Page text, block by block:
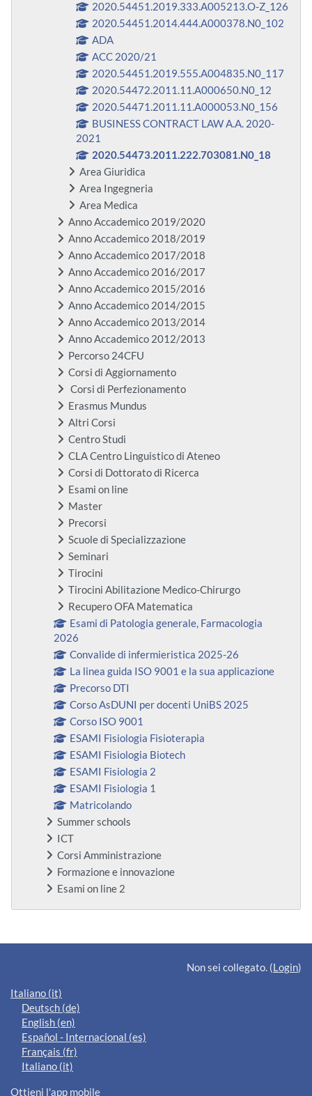
2020.54451.2019.333.A005213.O-Z_126
2020.54451.2014.444.A000378.N0_102
ADA
ACC 2020/21
2020.54451.2019.555.A004835.N0_117
2020.54472.2011.11.A000650.N0_12
2020.54471.2011.11.A000053.N0_156
BUSINESS CONTRACT LAW A.A. 2020-
2021
2020.54473.2011.222.703081.N0_18
Area Giuridica
Area Ingegneria
Area Medica
Anno Accademico 2019/2020
Anno Accademico 2018/2019
Anno Accademico 2017/2018
Anno Accademico 2016/2017
Anno Accademico 2015/2016
Anno Accademico 2014/2015
Anno Accademico 2013/2014
Anno Accademico 2012/2013
Percorso 24CFU
Corsi di Aggiornamento
Corsi di Perfezionamento
Erasmus Mundus
Altri Corsi
Centro Studi
CLA Centro Linguistico di Ateneo
Corsi di Dottorato di Ricerca
Esami on line
Master
Precorsi
Scuole di Specializzazione
Seminari
Tirocini
Tirocini Abilitazione Medico-Chirurgo
Recupero OFA Matematica
Esami di Patologia generale, Farmacologia
2026
Convalide di infermieristica 2025-26
La linea guida ISO 9001 e la sua applicazione
Precorso DTI
Corso AsDUNI per docenti UniBS 2025
Corso ISO 9001
ESAMI Fisiologia Fisioterapia
ESAMI Fisiologia Biotech
ESAMI Fisiologia 2
ESAMI Fisiologia 1
Matricolando
Summer schools
ICT
Corsi Amministrazione
Formazione e innovazione
Esami on line 2
Blocchi supplementari
Non sei collegato. (Login)
Italiano ‎(it)‎
Deutsch ‎(de)‎
English ‎(en)‎
Español - Internacional ‎(es)‎
Français ‎(fr)‎
Italiano ‎(it)‎
Ottieni l'app mobile